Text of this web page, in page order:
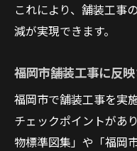
これにより、舗装工事
減が実現できます。
福岡市舗装工事に反
福岡市で舗装工事を実
チェックポイントがあ
物標準図集」や「福岡